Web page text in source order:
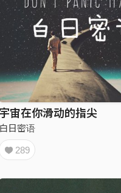
宇宙在你滑动的指尖
白日密语
289